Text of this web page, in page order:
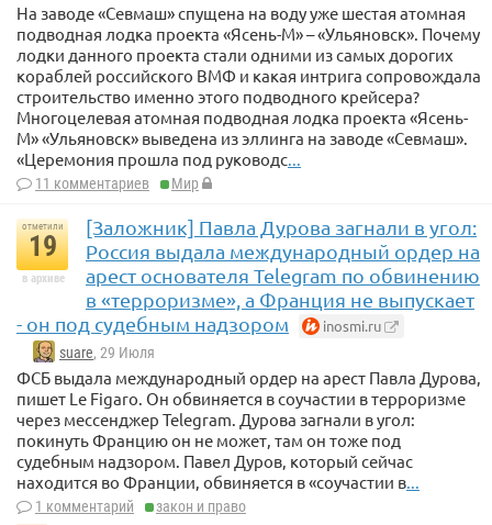
На заводе «Севмаш» спущена на воду уже шестая атомная
подводная лодка проекта «Ясень-М» – «Ульяновск». Почему
лодки данного проекта стали одними из самых дорогих
кораблей российского ВМФ и какая интрига сопровождала
строительство именно этого подводного крейсера?
Многоцелевая атомная подводная лодка проекта «Ясень-
М» «Ульяновск» выведена из эллинга на заводе «Севмаш».
«Церемония прошла под руководс
11 комментариев Мир
отметили
19
в архиве
[Заложник] Павла Дурова загнали в угол:
Россия выдала международный ордер на
арест основателя Telegram по обвинению
в «терроризме», а Франция не выпускает
- он под судебным надзором
inosmi.ru
suare, 29 Июля
ФСБ выдала международный ордер на арест Павла Дурова,
пишет Le Figaro. Он обвиняется в соучастии в терроризме
через мессенджер Telegram. Дурова загнали в угол:
покинуть Францию он не может, там он тоже под
судебным надзором. Павел Дуров, который сейчас
находится во Франции, обвиняется в «соучастии в...
1 комментарий
закон и право